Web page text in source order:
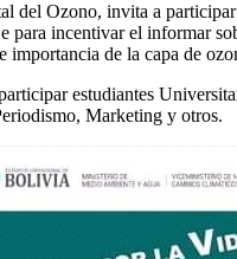
del Ozono, invita a
para incentivar el informar
importancia de la capa de
estudiantes
Marketing y otros.